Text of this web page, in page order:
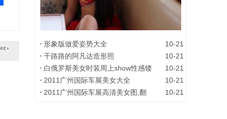
海天盛筵未公开的秘密照片
形象版做爱姿势大全
10-21
干路路的阿凡达造形照
10-21
白俄罗斯美女时装周上show性感镂
10-21
2011广州国际车展美女大全
10-21
2011广州国际车展高清美女图,翻
10-21